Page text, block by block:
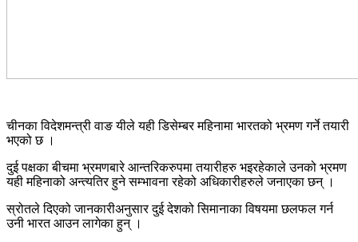
चीनका विदेशमन्त्री वाङ यीले यही डिसेम्बर महिनामा भारतको भ्रमण गर्ने तयारी
भएको छ ।
दुई पक्षका बीचमा भ्रमणबारे आन्तरिकरुपमा तयारीहरु भइरहेकाले उनको भ्रमण
यही महिनाको अन्त्यतिर हुने सम्भावना रहेको अधिकारीहरुले जनाएका छन् ।
स्रोतले दिएको जानकारीअनुसार दुई देशको सिमानाका विषयमा छलफल गर्न
उनी भारत आउन लागेका हुन् ।